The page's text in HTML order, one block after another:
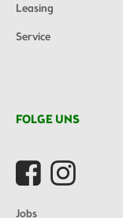
Leasing
Service
FOLGE UNS
Jobs